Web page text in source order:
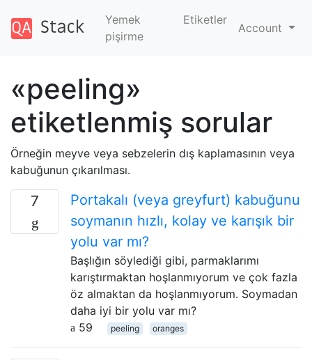
Yemek
pişirme
Etiketler
Account
«peeling»
etiketlenmiş sorular
Örneğin meyve veya sebzelerin dış kaplamasının veya
kabuğunun çıkarılması.
7
Portakalı (veya greyfurt) kabuğunu
soymanın hızlı, kolay ve karışık bir
yolu var mı?
Başlığın söylediği gibi, parmaklarımı
karıştırmaktan hoşlanmıyorum ve çok fazla
öz almaktan da hoşlanmıyorum. Soymadan
daha iyi bir yolu var mı?
59
peeling oranges